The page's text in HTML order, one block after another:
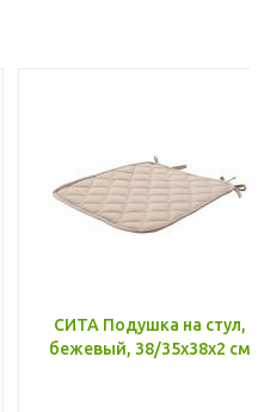
СИТА Подушка на стул,
бежевый, 38/35x38x2 см